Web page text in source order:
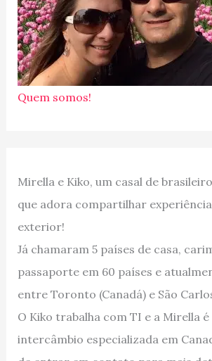
Quem somos!
Mirella e Kiko, um casal de
que adora compartilhar
exterior!
Já chamaram 5 países de casa,
passaporte em 60 países e
entre Toronto (Canadá) e São
O Kiko trabalha com TI e a Mirella
intercâmbio especializada em